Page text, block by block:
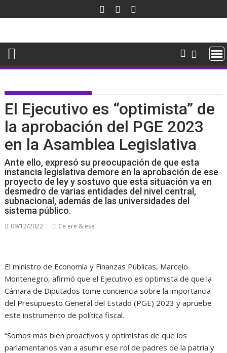
al
El Ejecutivo es “optimista” de
la aprobación del PGE 2023
en la Asamblea Legislativa
Ante ello, expresó su preocupación de que esta
instancia legislativa demore en la aprobación de ese
proyecto de ley y sostuvo que esta situación va en
desmedro de varias entidades del nivel central,
subnacional, además de las universidades del
sistema público.
09/12/2022 Ce ere & ese
El ministro de Economía y Finanzas Públicas, Marcelo
Montenegro, afirmó que el Ejecutivo es optimista de que la
Cámara de Diputados tome conciencia sobre la importancia
del Presupuesto General del Estado (PGE) 2023 y apruebe
este instrumento de política fiscal.
“Somos más bien proactivos y optimistas de que los
parlamentarios van a asumir ese rol de padres de la patria y